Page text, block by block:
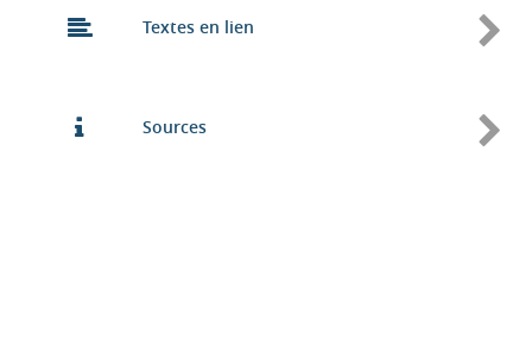
Textes en lien
Sources